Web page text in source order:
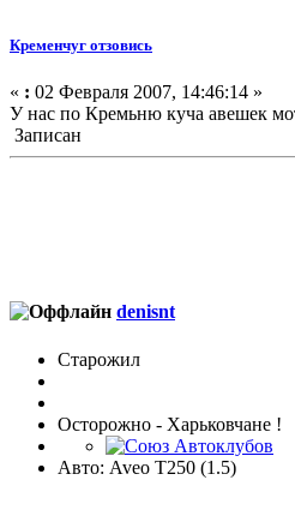
Кременчуг отзовись
« : 02 Февраля 2007, 14:46:14 »
У нас по Кремьню куча авешек
Записан
denisnt
Старожил
Осторожно - Харьковчане !
Авто: Aveo T250 (1.5)